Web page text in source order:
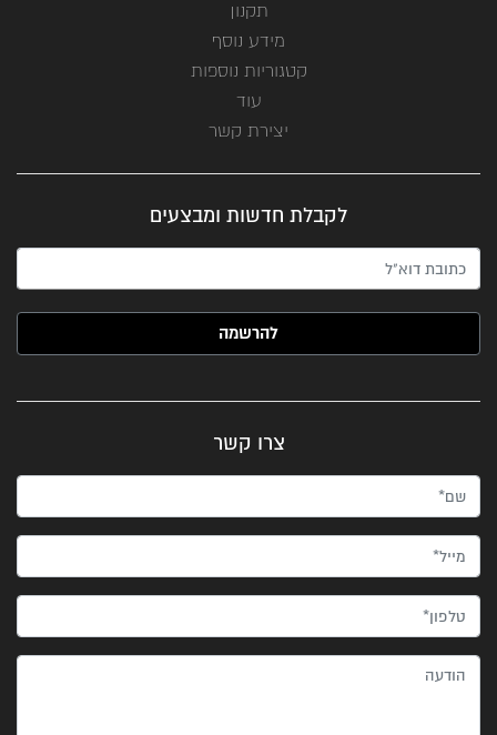
תקנון
מידע נוסף
קטגוריות נוספות
עוד
יצירת קשר
לקבלת חדשות ומבצעים
האימייל שלך (חובה)
צרו קשר